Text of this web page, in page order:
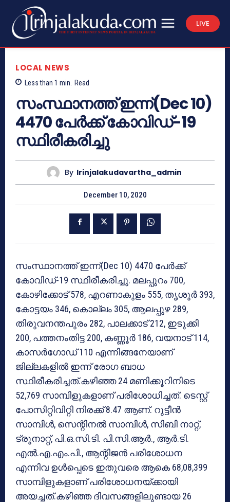
LIVE
LOCAL NEWS
Less than 1 min. Read
സംസ്ഥാനത്ത് ഇന്ന്(Dec 10)
4470 പേര്‍ക്ക് കോവിഡ്-19
സ്ഥിരീകരിച്ചു
By Irinjalakudavartha_admin
December 10, 2020
സംസ്ഥാനത്ത് ഇന്ന്(Dec 10) 4470 പേര്‍ക്ക്
കോവിഡ്-19 സ്ഥിരീകരിച്ചു. മലപ്പുറം 700,
കോഴിക്കോട് 578, എറണാകുളം 555, തൃശൂര്‍ 393,
കോട്ടയം 346, കൊല്ലം 305, ആലപ്പുഴ 289,
തിരുവനന്തപുരം 282, പാലക്കാട് 212, ഇടുക്കി
200, പത്തനംതിട്ട 200, കണ്ണൂര്‍ 186, വയനാട് 114,
കാസര്‍ഗോഡ് 110 എന്നിങ്ങനേയാണ്
ജില്ലകളില്‍ ഇന്ന് രോഗ ബാധ
സ്ഥിരീകരിച്ചത്.കഴിഞ്ഞ 24 മണിക്കൂറിനിടെ
52,769 സാമ്പിളുകളാണ് പരിശോധിച്ചത്. ടെസ്റ്റ്
പോസിറ്റിവിറ്റി നിരക്ക് 8.47 ആണ്. റുട്ടീന്‍
സാമ്പിള്‍, സെന്റിനല്‍ സാമ്പിള്‍, സിബി നാറ്റ്,
ട്രൂനാറ്റ്, പി.ഒ.സി.ടി. പി.സി.ആര്‍., ആര്‍.ടി.
എല്‍.എ.എം.പി., ആന്റിജന്‍ പരിശോധന
എന്നിവ ഉള്‍പ്പെടെ ഇതുവരെ ആകെ 68,08,399
സാമ്പിളുകളാണ് പരിശോധനയ്ക്കായി
അയച്ചത്.കഴിഞ്ഞ ദിവസങ്ങളിലുണ്ടായ 26